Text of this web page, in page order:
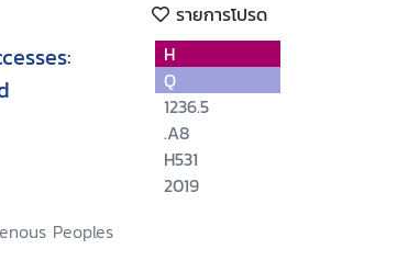
รายการโปรด
Peoples
H
Q
1236.5
.A8
H531
2019